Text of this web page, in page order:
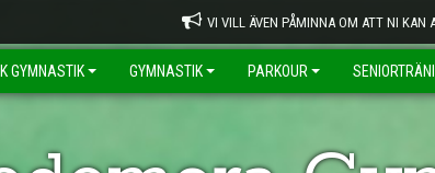
VI VILL ÄVEN PÅMINNA OM ATT NI KAN
GYMNASTIK GYMNASTIK PARKOUR